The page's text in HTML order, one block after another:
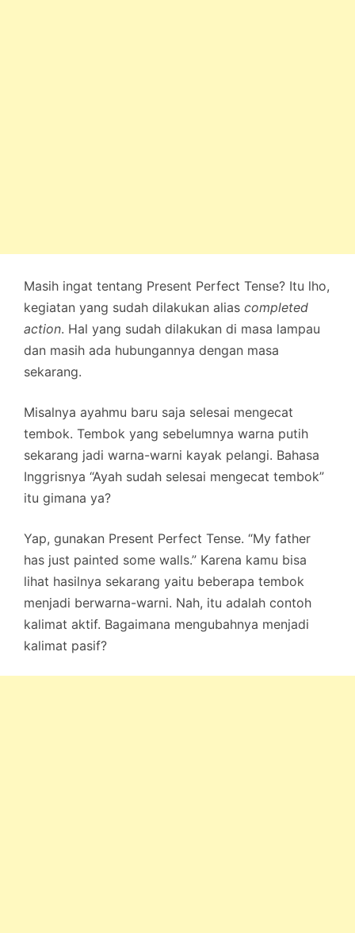
Masih ingat tentang Present Perfect Tense? Itu lho,
kegiatan yang sudah dilakukan alias completed
action. Hal yang sudah dilakukan di masa lampau
dan masih ada hubungannya dengan masa
sekarang.
Misalnya ayahmu baru saja selesai mengecat
tembok. Tembok yang sebelumnya warna putih
sekarang jadi warna-warni kayak pelangi. Bahasa
Inggrisnya “Ayah sudah selesai mengecat tembok”
itu gimana ya?
Yap, gunakan Present Perfect Tense. “My father
has just painted some walls.” Karena kamu bisa
lihat hasilnya sekarang yaitu beberapa tembok
menjadi berwarna-warni. Nah, itu adalah contoh
kalimat aktif. Bagaimana mengubahnya menjadi
kalimat pasif?